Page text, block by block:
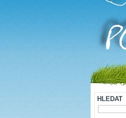
HLEDAT